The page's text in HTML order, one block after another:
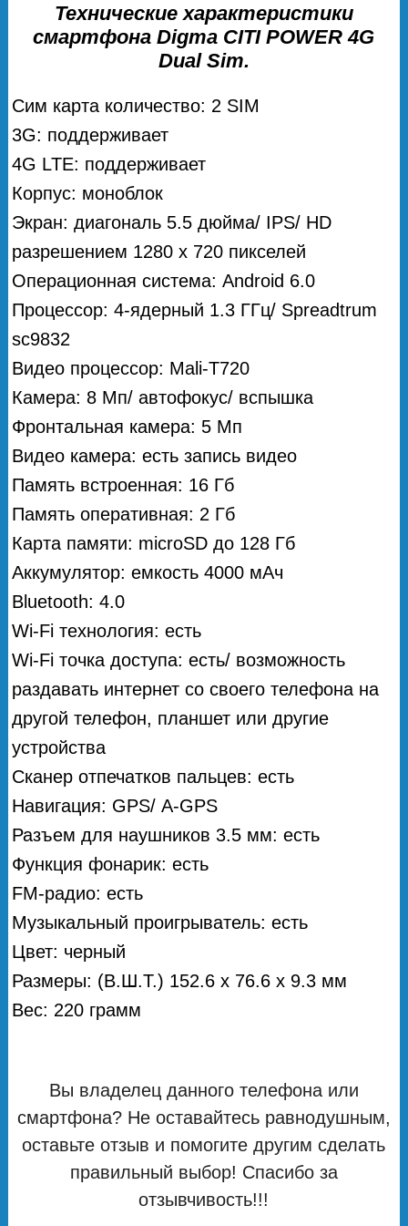
Технические характеристики
смартфона Digma CITI POWER 4G
Dual Sim.
Сим карта количество: 2 SIM
3G: поддерживает
4G LTE: поддерживает
Корпус: моноблок
Экран: диагональ 5.5 дюйма/ IPS/ HD
разрешением 1280 x 720 пикселей
Операционная система: Android 6.0
Процессор: 4-ядерный 1.3 ГГц/ Spreadtrum
sc9832
Видео процессор: Mali-T720
Камера: 8 Мп/ автофокус/ вспышка
Фронтальная камера: 5 Мп
Видео камера: есть запись видео
Память встроенная: 16 Гб
Память оперативная: 2 Гб
Карта памяти: microSD до 128 Гб
Аккумулятор: емкость 4000 мAч
Bluetooth: 4.0
Wi-Fi технология: есть
Wi-Fi точка доступа: есть/ возможность
раздавать интернет со своего телефона на
другой телефон, планшет или другие
устройства
Сканер отпечатков пальцев: есть
Навигация: GPS/ А-GPS
Разъем для наушников 3.5 мм: есть
Функция фонарик: есть
FM-радио: есть
Музыкальный проигрыватель: есть
Цвет: черный
Размеры: (В.Ш.Т.) 152.6 х 76.6 х 9.3 мм
Вес: 220 грамм
Вы владелец данного телефона или
смартфона? Не оставайтесь равнодушным,
оставьте отзыв и помогите другим сделать
правильный выбор! Спасибо за
отзывчивость!!!